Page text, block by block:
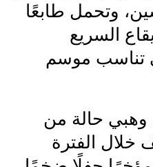
وتحمل طابعًا
السريع
تناسب موسم
وهبي حالة من
خلال الفترة